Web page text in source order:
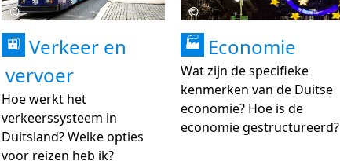
©
🚉 Verkeer en
vervoer
Hoe werkt het
verkeerssysteem in
Duitsland? Welke opties
voor reizen heb ik?
©
🏭 Economie
Wat zijn de specifieke
kenmerken van de Duitse
economie? Hoe is de
economie gestructureerd?